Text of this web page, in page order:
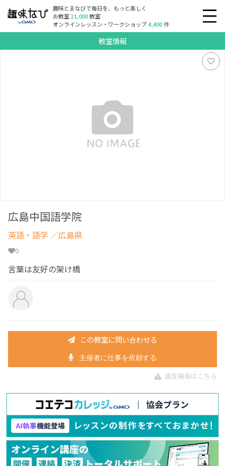
趣味とまなびで毎日を、もっと楽しく
お教室21,000教室
オンラインレッスン・ワークショップ4,400件
教室情報
広島中国語学院
英語・語学 ／広島県
0
言葉は友好の架け橋
この教室に問い合わせる
主催者に仕事を依頼する
違反報告はこちら